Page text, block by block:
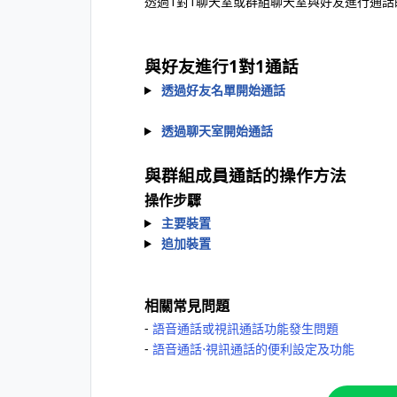
與好友進行1對1通話
透過好友名單開始通話
透過聊天室開始通話
與群組成員通話的操作方法
操作步驟
主要裝置
追加裝置
相關常見問題
- 語音通話或視訊通話功能發生問題
- 語音通話⋅視訊通話的便利設定及功能